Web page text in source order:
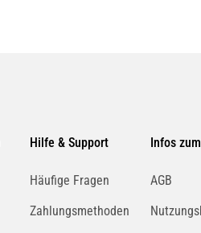
Hilfe & Support
Häufige Fragen
Zahlungsmethoden
Infos
AGB